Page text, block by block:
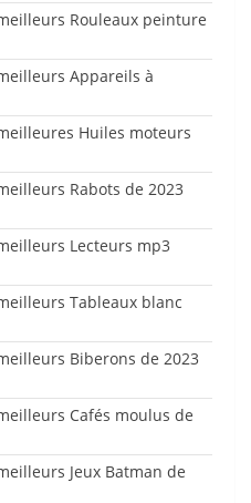
Rouleaux peinture
Appareils à
Huiles moteurs
Rabots de 2023
Lecteurs mp3
Tableaux blanc
Biberons de 2023
Cafés moulus de
Jeux Batman de